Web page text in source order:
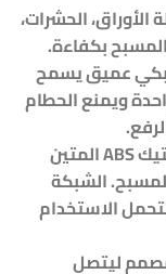
الحشرات،
بكفاءة.
عميق يسمح
ويمنع الحطام
المادة: يتكون الإطار الأزرق عادةً من بلاستيك ABS المتين
الشبكة
الاستخدام
ليتصل